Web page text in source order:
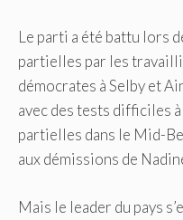
Le parti a été battu lors
partielles par les
démocrates à Selby et
avec des tests difficiles
partielles dans le Mid-
aux démissions de
Mais le leader du pays